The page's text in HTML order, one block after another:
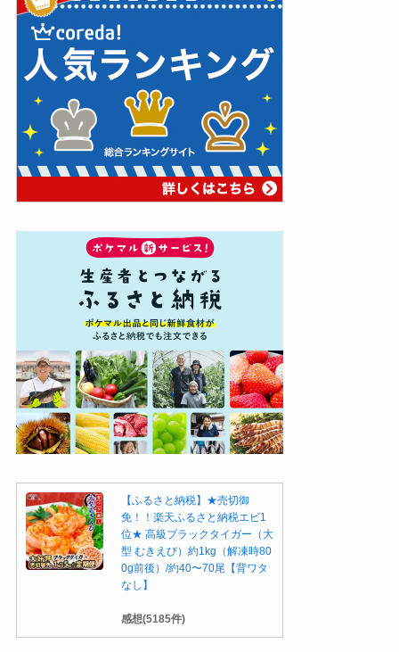
【ふるさと納税】★売切御
免！！楽天ふるさと納税エビ1
位★ 高級ブラックタイガー（大
型 むきえび）約1kg（解凍時80
0g前後）/約40〜70尾【背ワタ
なし】
感想(5185件)